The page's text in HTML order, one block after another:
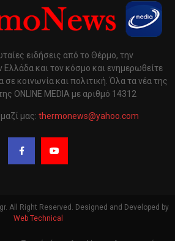
ειδήσεις από το Θέρμο, την
και τον κόσμο και ενημερωθείτε
σε κοινωνία και πολιτική. Όλα τα νέα της
ONLINE MEDIA με αριθμό 14312
μας: thermonews@yahoo.com
All Right Reserved. Designed and Developed by
Web Technical